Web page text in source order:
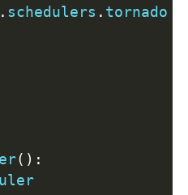
. schedulers . tornado
():